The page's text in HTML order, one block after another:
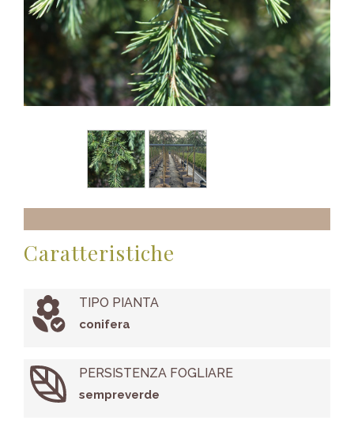
Caratteristiche
TIPO PIANTA
conifera
PERSISTENZA FOGLIARE
sempreverde